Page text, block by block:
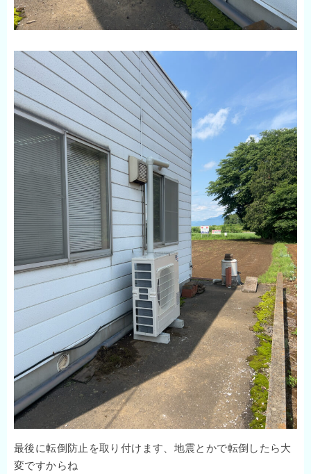
最後に転倒防止を取り付けます、地震とかで転倒したら大
変ですからね